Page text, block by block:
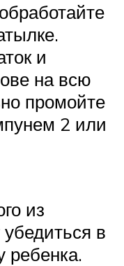
и
на всю
промойте
2 или
из
в
ребенка.